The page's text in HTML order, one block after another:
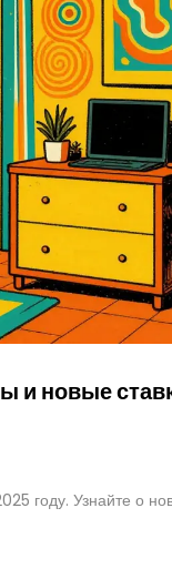
и новые
году. Узнайте о